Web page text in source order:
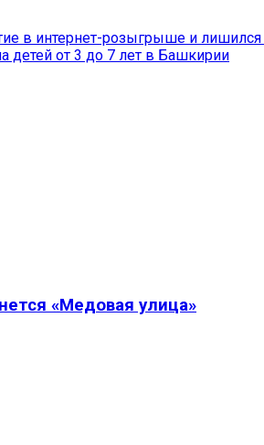
в интернет-розыгрыше и
детей от 3 до 7 лет в Башкирии
«Медовая улица»